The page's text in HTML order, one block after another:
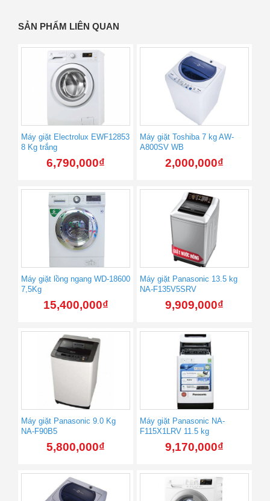
SẢN PHẨM LIÊN QUAN
Máy giặt Electrolux EWF12853
8 Kg trắng
6,790,000₫
Máy giặt Toshiba 7 kg AW-
A800SV WB
2,000,000₫
Máy giặt lồng ngang WD-18600
7,5Kg
15,400,000₫
Máy giặt Panasonic 13.5 kg
NA-F135V5SRV
9,909,000₫
Máy giặt Panasonic 9.0 Kg
NA-F90B5
5,800,000₫
Máy giặt Panasonic NA-
F115X1LRV 11.5 kg
9,170,000₫